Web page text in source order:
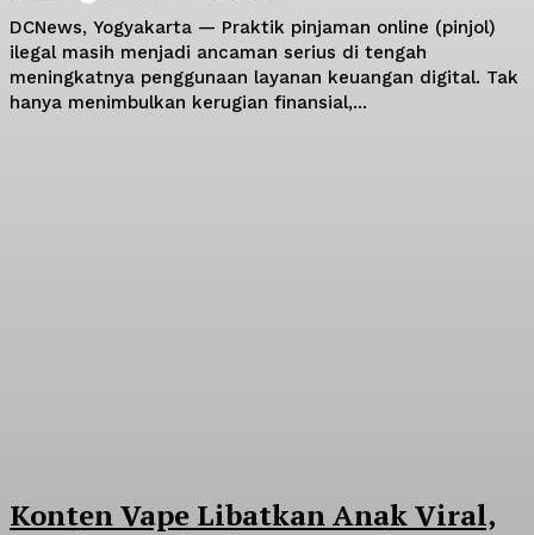
DCNews, Yogyakarta — Praktik pinjaman online (pinjol)
ilegal masih menjadi ancaman serius di tengah
meningkatnya penggunaan layanan keuangan digital. Tak
hanya menimbulkan kerugian finansial,...
Konten Vape Libatkan Anak Viral,